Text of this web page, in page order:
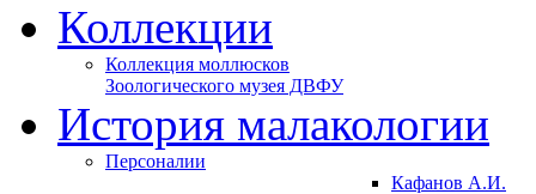
Коллекции
Коллекция моллюсков
Зоологического музея ДВФУ
История малакологии
Персоналии
Кафанов А.И.